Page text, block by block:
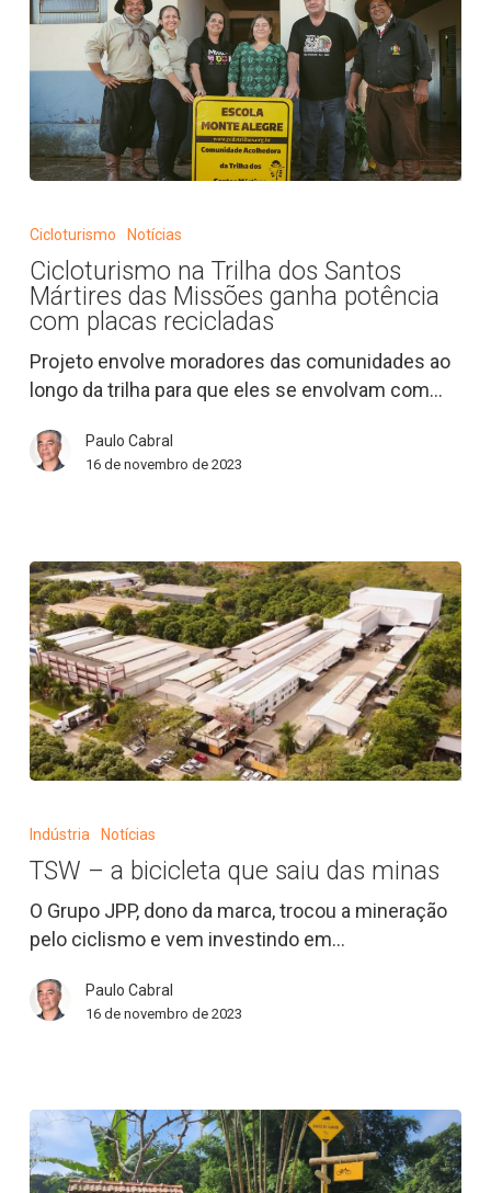
dos
Santos
Mártires
das
Missões
potência
com
Cicloturismo Notícias
Cicloturismo na Trilha dos Santos
Mártires das Missões ganha potência
com placas recicladas
Projeto envolve moradores das comunidades ao
longo da trilha para que eles se envolvam com…
Paulo Cabral
16 de novembro de 2023
bicicleta
que
saiu
minas
Indústria Notícias
TSW – a bicicleta que saiu das minas
O Grupo JPP, dono da marca, trocou a mineração
pelo ciclismo e vem investindo em…
Paulo Cabral
16 de novembro de 2023